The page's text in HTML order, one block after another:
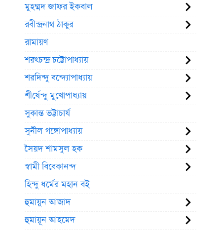
মুহম্মদ জাফর ইকবাল
রবীন্দ্রনাথ ঠাকুর
রামায়ণ
শরৎচন্দ্র চট্টোপাধ্যায়
শরদিন্দু বন্দ্যোপাধ্যায়
শীর্ষেন্দু মুখোপাধ্যায়
সুকান্ত ভট্টাচার্য
সুনীল গঙ্গোপাধ্যায়
সৈয়দ শামসুল হক
স্বামী বিবেকানন্দ
হিন্দু ধর্মের মহান বই
হুমায়ুন আজাদ
হুমায়ূন আহমেদ